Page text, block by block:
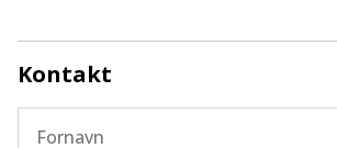
Kontakt